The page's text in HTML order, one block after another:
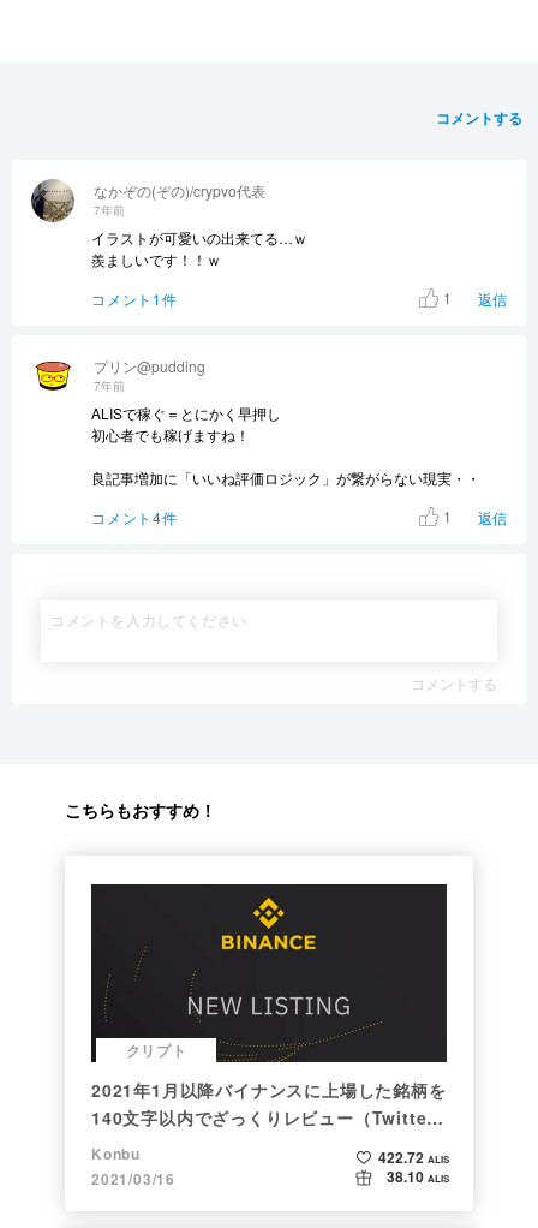
コメントする
プリン@pudding
7年前
ALISで稼ぐ＝とにかく早押し
初心者でも稼げますね！
良記事増加に「いいね評価ロジック」が繋がらない現実・・
コメント4件
1 返信
なかぞの(ぞの)/crypvo代表
7年前
イラストが可愛いの出来てる…ｗ
羨ましいです！！ｗ
コメント1件
1 返信
コメントする
こちらもおすすめ！
クリプト
2021年1月以降バイナンスに上場した銘柄を
140文字以内でざっくりレビュー（Twitter
向け情報まとめ）
Konbu
2021/03/16
422.72 ALIS
38.10 ALIS